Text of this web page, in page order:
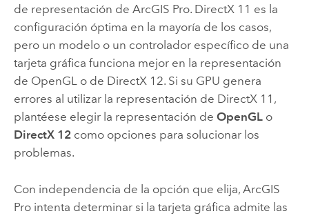
de representación de ArcGIS Pro. DirectX 11 es la
configuración óptima en la mayoría de los casos,
pero un modelo o un controlador específico de una
tarjeta gráfica funciona mejor en la representación
de OpenGL o de DirectX 12. Si su GPU genera
errores al utilizar la representación de DirectX 11,
plantéese elegir la representación de OpenGLo
DirectX 12como opciones para solucionar los
problemas.
Con independencia de la opción que elija, ArcGIS
Prointenta determinar si la tarjeta gráfica admite las